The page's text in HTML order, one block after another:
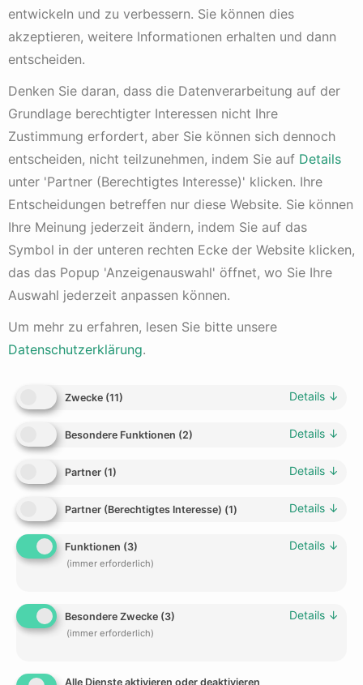
oder ermöglicht bestehenden Aktionären, ihre Anteile
an einer Börse gehandelt, wie beispielsweise an der New
York Stock Exchange (NYSE) oder der NASDAQ. Der Preis
Unternehmens und das Angebot-Nachfrage-Verhältnis
bestimmt.
Ein IPO bietet dem Unternehmen verschiedene Vorteile:
Kapitalbeschaffung: Durch den Verkauf von Aktien an
die Öffentlichkeit kann das Unternehmen Kapital
abzuzahlen, Investitionen zu tätigen oder andere
finanzielle Ziele zu erreichen.
Liquidität für Aktionäre: Bestehende Aktionäre, wie
Gründer, Mitarbeiter oder Investoren, können ihre
Anteile verkaufen und dadurch Liquidität erlangen.
Bekanntheit und Prestige: Ein Börsengang bringt in
der Regel eine erhöhte öffentliche Aufmerksamkeit
und Medienpräsenz mit sich, was das Image und den
Wachstumsmöglichkeiten: Eine öffentliche Notierung
kann dem Unternehmen den Zugang zu neuen
Geschäftsmöglichkeiten, Partnerschaften und
Finanzierungsmöglichkeiten erleichtern.
Es ist wichtig zu beachten, dass ein IPO auch mit
bestimmten Herausforderungen und Risiken verbunden ist.
Das Unternehmen muss umfangreiche regulatorische
Anforderungen erfüllen, wie beispielsweise die
Offenlegung von Finanzinformationen und die Einhaltung
öffentlichen Aufsicht und muss den Erwartungen der
Aktionäre gerecht werden.
entwickeln und zu verbessern. Sie können dies
akzeptieren, weitere Informationen erhalten und dann
entscheiden.
Denken Sie daran, dass die Datenverarbeitung auf der
Grundlage berechtigter Interessen nicht Ihre
Zustimmung erfordert, aber Sie können sich dennoch
entscheiden, nicht teilzunehmen, indem Sie auf Details
unter 'Partner (Berechtigtes Interesse)' klicken. Ihre
Entscheidungen betreffen nur diese Website. Sie können
Ihre Meinung jederzeit ändern, indem Sie auf das
Symbol in der unteren rechten Ecke der Website klicken,
das das Popup 'Anzeigenauswahl' öffnet, wo Sie Ihre
Auswahl jederzeit anpassen können.
Um mehr zu erfahren, lesen Sie bitte unsere
Datenschutzerklärung.
Zwecke (11) Details ↓
Besondere Funktionen (2) Details ↓
Partner (1) Details ↓
Partner (Berechtigtes Interesse) (1) Details ↓
Funktionen (3)
(immer erforderlich)
Details ↓
Besondere Zwecke (3)
(immer erforderlich)
Details ↓
Alle Dienste aktivieren oder deaktivieren